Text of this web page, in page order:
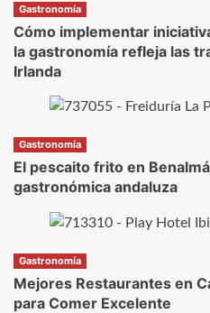
Gastronomía
Cómo implementar
la gastronomía refleja las
Irlanda
Gastronomía
El pescaito frito en
gastronómica andaluza
Gastronomía
Mejores Restaurantes en
para Comer Excelente